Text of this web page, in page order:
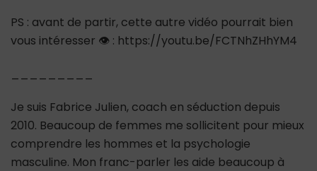
PS : avant de partir, cette autre vidéo pourrait bien
vous intéresser 👁 : https://youtu.be/FCTNhZHhYM4
Je suis Fabrice Julien, coach en séduction depuis
2010. Beaucoup de femmes me sollicitent pour mieux
comprendre les hommes et la psychologie
masculine. Mon franc-parler les aide beaucoup à